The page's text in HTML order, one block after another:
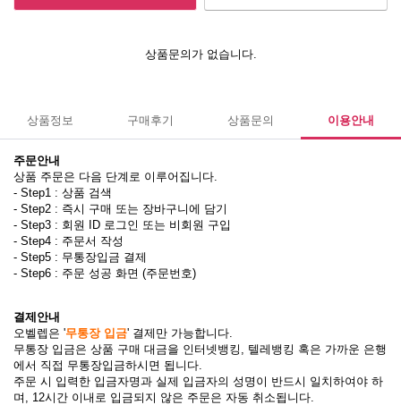
상품문의가 없습니다.
상품정보 구매후기 상품문의 이용안내
주문안내
상품 주문은 다음 단계로 이루어집니다.
- Step1 : 상품 검색
- Step2 : 즉시 구매 또는 장바구니에 담기
- Step3 : 회원 ID 로그인 또는 비회원 구입
- Step4 : 주문서 작성
- Step5 : 무통장입금 결제
- Step6 : 주문 성공 화면 (주문번호)
결제안내
오벨렙은 '무통장 입금' 결제만 가능합니다.
무통장 입금은 상품 구매 대금을 인터넷뱅킹, 텔레뱅킹 혹은 가까운 은행
에서 직접 무통장입금하시면 됩니다.
주문 시 입력한 입금자명과 실제 입금자의 성명이 반드시 일치하여야 하
며, 12시간 이내로 입금되지 않은 주문은 자동 취소됩니다.